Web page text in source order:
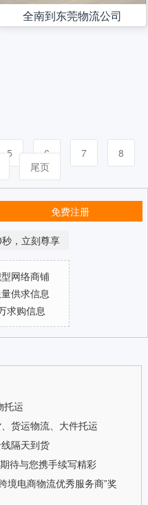
全南到东莞物流公司
5 6 7
8
尾页
免费注册
，立刻尊享
网络商铺
供求信息
求购信息
托运
货运物流、大件托运
隔天到货
待与您携手续写精彩
境电商物流优秀服务商”奖